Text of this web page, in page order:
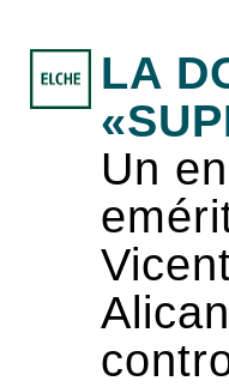
LA
Un